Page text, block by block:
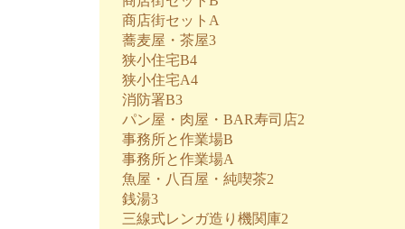
商店街セットA
蕎麦屋・茶屋3
狭小住宅B4
狭小住宅A4
消防署B3
パン屋・肉屋・BAR寿司店2
事務所と作業場B
事務所と作業場A
魚屋・八百屋・純喫茶2
銭湯3
三線式レンガ造り機関庫2